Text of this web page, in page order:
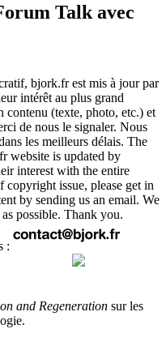
Talk avec
bjork.fr est mis à jour par
intérêt au plus grand
contenu (texte, photo, etc.) et
de nous le signaler. Nous
les meilleurs délais. The
website is updated by
interest with the entire
issue, please get in
by sending us an email. We
possible. Thank you.
:
and Regeneration sur les